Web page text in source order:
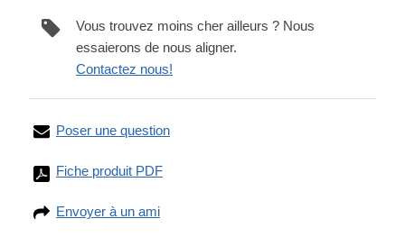
Vous trouvez moins cher ailleurs ? Nous
essaierons de nous aligner.
Contactez nous!
Poser une question
Fiche produit PDF
Envoyer à un ami